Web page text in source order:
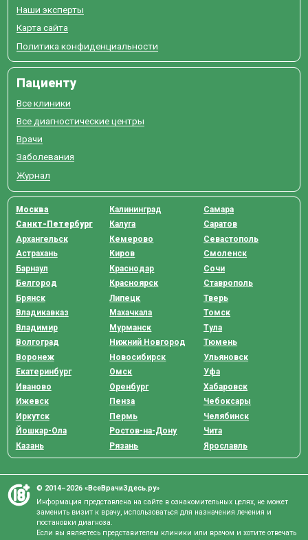
Наши эксперты
Карта сайта
Политика конфиденциальности
Пациенту
Все клиники
Все диагностические центры
Врачи
Заболевания
Журнал
Москва
Санкт-Петербург
Архангельск
Астрахань
Барнаул
Белгород
Брянск
Владикавказ
Владимир
Волгоград
Воронеж
Екатеринбург
Иваново
Ижевск
Иркутск
Йошкар-Ола
Казань
Калининград
Калуга
Кемерово
Киров
Краснодар
Красноярск
Липецк
Махачкала
Мурманск
Нижний Новгород
Новосибирск
Омск
Оренбург
Пенза
Пермь
Ростов-на-Дону
Рязань
Самара
Саратов
Севастополь
Смоленск
Сочи
Ставрополь
Тверь
Томск
Тула
Тюмень
Ульяновск
Уфа
Хабаровск
Чебоксары
Челябинск
Чита
Ярославль
© 2014–2026 «ВсеВрачиЗдесь.ру»
Информация представлена на сайте в ознакомительных целях, не может
заменить визит к врачу, использоваться для назначения лечения и
постановки диагноза.
Если вы являетесь представителем клиники или врачом и хотите отвечать